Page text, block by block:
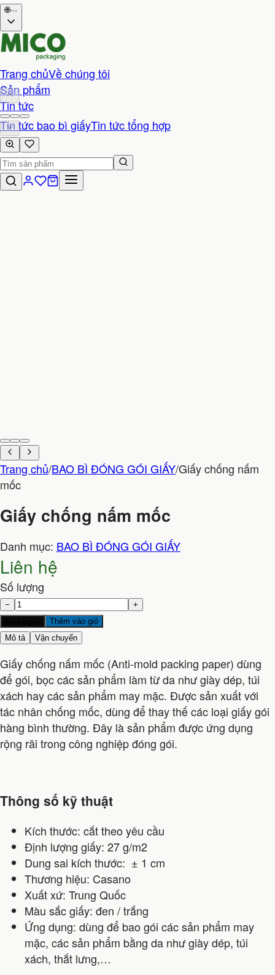
🌐···
Trang chủVề chúng tôi
Sản phẩm
Tin tức
Tin tức bao bì giấyTin tức tổng hợp
Liên hệ
Trang chủ/BAO BÌ ĐÓNG GÓI GIẤY/Giấy chống nấm
mốc
Giấy chống nấm mốc
Danh mục: BAO BÌ ĐÓNG GÓI GIẤY
Liên hệ
Số lượng
−
+
Thêm vào giỏ
Mô tả
Vận chuyển
Giấy chống nấm mốc (Anti-mold packing paper) dùng
để gói, bọc các sản phẩm làm từ da như giày dép, túi
xách hay các sản phẩm may mặc. Được sản xuất với
tác nhân chống mốc, dùng để thay thế các loại giấy gói
hàng bình thường. Đây là sản phẩm được ứng dụng
rộng rãi trong công nghiệp đóng gói.
Thông số kỹ thuật
Kích thước: cắt theo yêu cầu
Định lượng giấy: 27 g/m2
Dung sai kích thước: ± 1 cm
Thương hiệu: Casano
Xuất xứ: Trung Quốc
Màu sắc giấy: đen / trắng
Ứng dụng: dùng để bao gói các sản phẩm may
mặc, các sản phẩm bằng da như giày dép, túi
xách, thắt lưng,…